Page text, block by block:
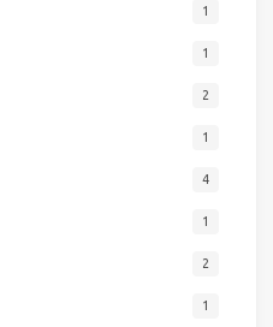
1
1
2
1
4
1
2
1